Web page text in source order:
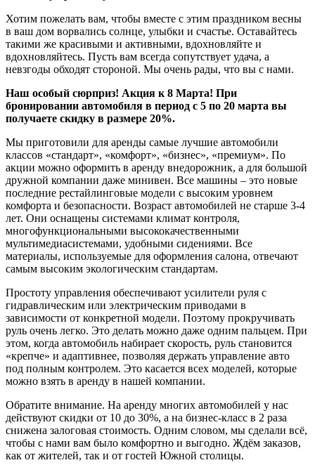
Хотим пожелать вам, чтобы вместе с этим праздником весны
в ваш дом ворвались солнце, улыбки и счастье. Оставайтесь
такими же красивыми и активными, вдохновляйте и
вдохновляйтесь. Пусть вам всегда сопутствует удача, а
невзгоды обходят стороной. Мы очень рады, что вы с нами.
Наш особый сюрприз! Акция к 8 Марта! При
бронировании автомобиля в период с 5 по 20 марта вы
получаете скидку в размере 20%.
Мы приготовили для аренды самые лучшие автомобили
классов «стандарт», «комфорт», «бизнес», «премиум». По
акции можно оформить в аренду внедорожник, а для большой
дружной компании даже минивен. Все машины – это новые
последние рестайлинговые модели с высоким уровнем
комфорта и безопасности. Возраст автомобилей не старше 3-4
лет. Они оснащены системами климат контроля,
многофункциональными высококачественными
мультимедиасистемами, удобными сидениями. Все
материалы, используемые для оформления салона, отвечают
самым высоким экологическим стандартам.
Простоту управления обеспечивают усилители руля с
гидравлическим или электрическим приводами в
зависимости от конкретной модели. Поэтому прокручивать
руль очень легко. Это делать можно даже одним пальцем. При
этом, когда автомобиль набирает скорость, руль становится
«крепче» и адаптивнее, позволяя держать управление авто
под полным контролем. Это касается всех моделей, которые
можно взять в аренду в нашей компании.
Обратите внимание. На аренду многих автомобилей у нас
действуют скидки от 10 до 30%, а на бизнес-класс в 2 раза
снижена залоговая стоимость. Одним словом, мы сделали всё,
чтобы с нами вам было комфортно и выгодно. Ждём заказов,
как от жителей, так и от гостей Южной столицы.